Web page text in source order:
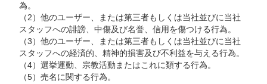
為。
（2）他のユーザー、または第三者もしくは当社並びに当社
スタッフへの誹謗、中傷及び名誉、信用を傷つける行為。
（3）他のユーザー、または第三者もしくは当社並びに当社
スタッフへの経済的、精神的損害及び不利益を与える行為。
（4）選挙運動、宗教活動またはこれに類する行為。
（5）売名に関する行為。